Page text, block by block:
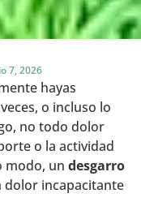
7, 2026
hayas
o incluso lo
no todo dolor
o la actividad
modo, un desgarro
dolor incapacitante